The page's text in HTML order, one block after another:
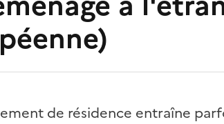
de résidence entraîne